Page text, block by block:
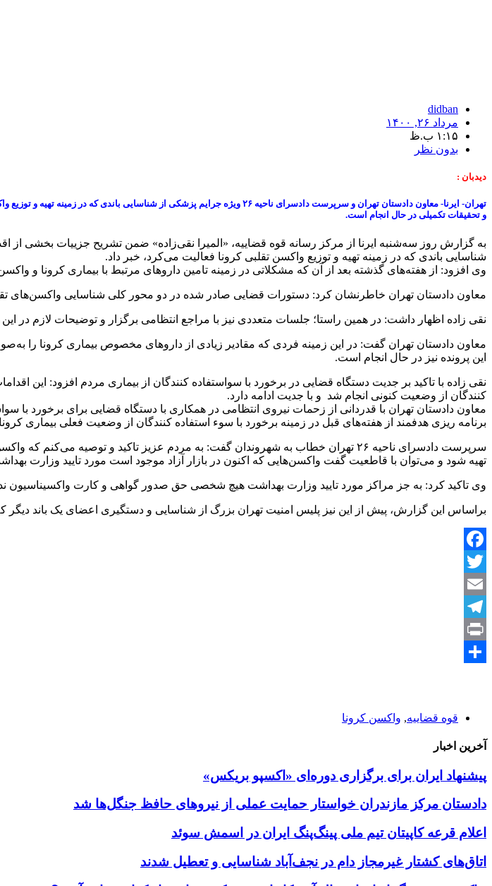
didban
مرداد ۲۶, ۱۴۰۰
۱:۱۵ ب.ظ
بدون نظر
دیدبان :
تهران- ایرنا- معاون دادستان تهران و سرپرست دادسرای ناحیه ۲۶ ویژه جرایم پزشکی
و تحقیقات تکمیلی در حال انجام است.
به گزارش روز سه‌شنبه ایرنا از مرکز رسانه قوه قضاییه، «المیرا نقی‌زاده» ضمن تشریح جزییات بخشی از
شناسایی باندی که در زمینه تهیه و توزیع واکسن تقلبی کرونا فعالیت می‌کرد، خبر داد.
وی افزود: از هفته‌های گذشته بعد از آن که مشکلاتی در زمینه تامین داروهای مرتبط با بیماری کرونا
‌معاون دادستان تهران خاطرنشان کرد: دستورات قضایی صادر شده در دو محور کلی شناسایی واکسن‌های
‌نقی زاده اظهار داشت: در همین راستا؛ جلسات متعددی نیز با مراجع انتظامی برگزار و توضیحات لازم در این
معاون دادستان تهران گفت: در این زمینه فردی که مقادیر زیادی از داروهای مخصوص بیماری کرونا را
این پرونده نیز در حال انجام است.
‌نقی زاده با تاکید بر جدیت دستگاه قضایی در برخورد با سواستفاده کنندگان از بیماری مردم افزود: این
کنندگان از وضعیت کنونی انجام شد و با جدیت ادامه دارد.
برنامه ریزی هدفمند از هفته‌های قبل در زمینه برخورد با سوء استفاده کنندگان از وضعیت فعلی بیماری
سرپرست دادسرای ناحیه ۲۶ تهران خطاب به شهروندان گفت: به مردم عزیز تاکید و توصیه
تهیه شود و می‌توان با قاطعیت گفت واکسن‌هایی که اکنون در بازار آزاد موجود است مورد تایید وزارت
‌وی تاکید کرد: به جز مراکز مورد تایید وزارت بهداشت هیچ شخصی حق صدور گواهی و کارت
براساس این گزارش، پیش از این نیز پلیس امنیت تهران بزرگ از شناسایی و دستگیری اعضای یک باند دیگر که
Facebook
Twitter
Email
Telegram
Print
قوه قضاییه, واکسن کرونا
آخرین اخبار
پیشنهاد ایران برای برگزاری دوره‌ای «اکسپو بریکس»
دادستان مرکز مازندران خواستار حمایت عملی از نیروهای حافظ جنگل‌ها شد
اعلام قرعه کاپیتان تیم ملی پینگ‌پنگ ایران در اسمش سوئد
اتاق‌های کشتار غیرمجاز دام در نجف‌آباد شناسایی و تعطیل شدند